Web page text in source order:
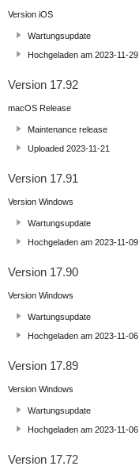
Version iOS
Wartungsupdate
Hochgeladen am 2023-11-29
Version 17.92
macOS Release
Maintenance release
Uploaded 2023-11-21
Version 17.91
Version Windows
Wartungsupdate
Hochgeladen am 2023-11-09
Version 17.90
Version Windows
Wartungsupdate
Hochgeladen am 2023-11-06
Version 17.89
Version Windows
Wartungsupdate
Hochgeladen am 2023-11-06
Version 17.72